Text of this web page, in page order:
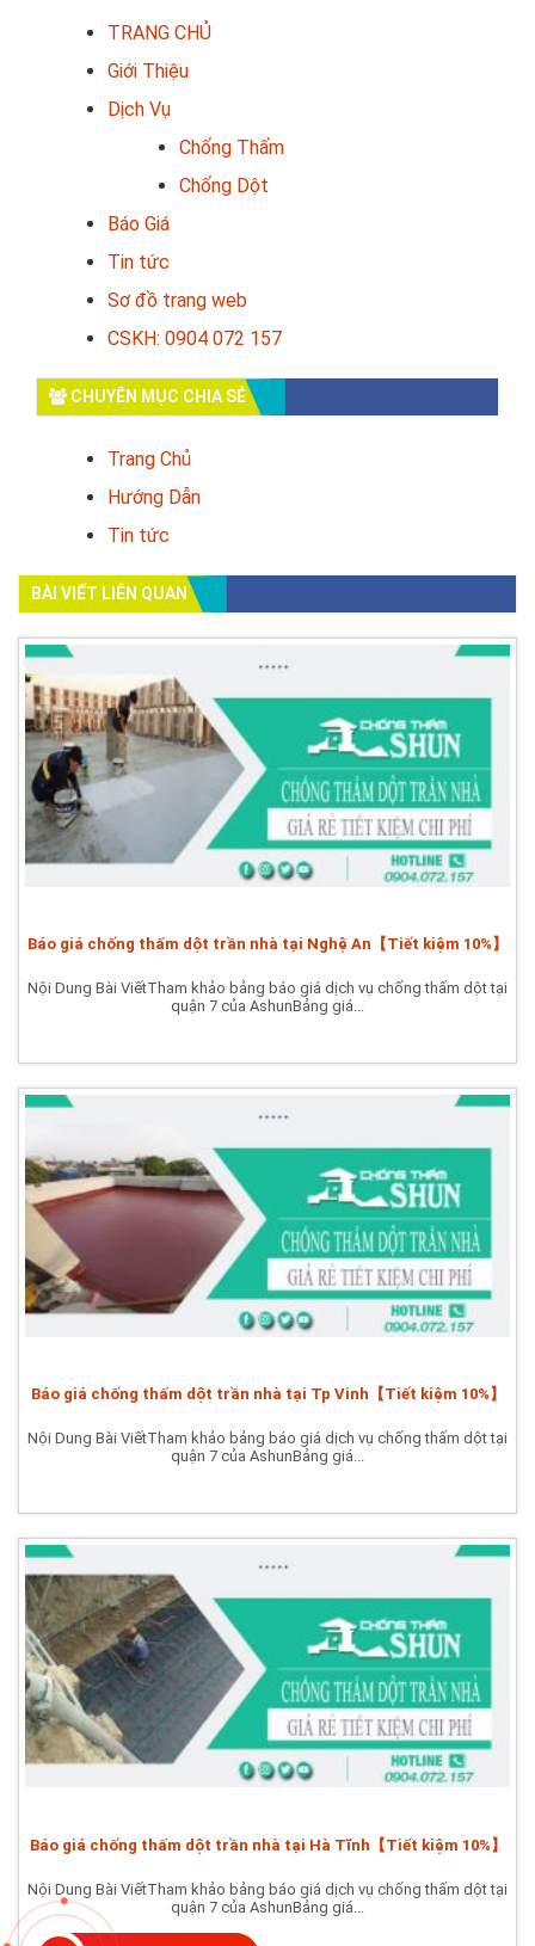
TRANG CHỦ
Giới Thiệu
Dịch Vụ
Chống Thấm
Chống Dột
Báo Giá
Tin tức
Sơ đồ trang web
CSKH: 0904 072 157
CHUYÊN MỤC CHIA SẺ
Trang Chủ
Hướng Dẫn
Tin tức
BÀI VIẾT LIÊN QUAN
Báo giá chống thấm dột trần nhà tại Nghệ An【Tiết kiệm 10%】
Nội Dung Bài ViếtTham khảo bảng báo giá dịch vụ chống thấm dột tại
quận 7 của AshunBảng giá...
Báo giá chống thấm dột trần nhà tại Tp Vinh【Tiết kiệm 10%】
Nội Dung Bài ViếtTham khảo bảng báo giá dịch vụ chống thấm dột tại
quận 7 của AshunBảng giá...
Báo giá chống thấm dột trần nhà tại Hà Tĩnh【Tiết kiệm 10%】
Nội Dung Bài ViếtTham khảo bảng báo giá dịch vụ chống thấm dột tại
quận 7 của AshunBảng giá...